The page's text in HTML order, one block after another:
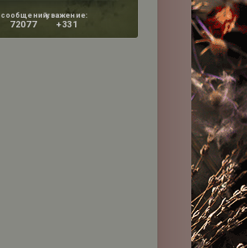
сообщений:
72077
уважение:
+331